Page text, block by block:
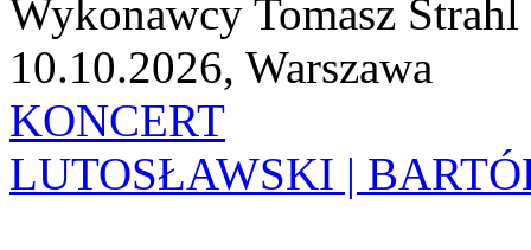
Wykonawcy Tomasz
10.10.2026, Warszawa
KONCERT
LUTOSŁAWSKI |